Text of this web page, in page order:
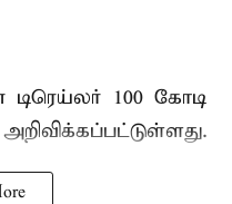
டிரெய்லர் 100 கோடி